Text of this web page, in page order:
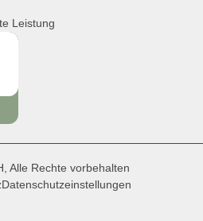
Leistung
Alle Rechte vorbehalten
Datenschutzeinstellungen